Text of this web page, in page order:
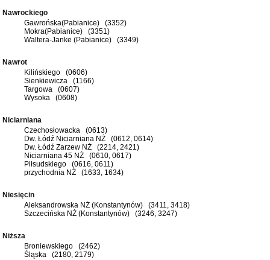
Nawrockiego
Gawrońska(Pabianice) (3352)
Mokra(Pabianice) (3351)
Waltera-Janke (Pabianice) (3349)
Nawrot
Kilińskiego (0606)
Sienkiewicza (1166)
Targowa (0607)
Wysoka (0608)
Niciarniana
Czechosłowacka (0613)
Dw. Łódź Niciarniana NŻ (0612, 0614)
Dw. Łódź Zarzew NŻ (2214, 2421)
Niciarniana 45 NŻ (0610, 0617)
Piłsudskiego (0616, 0611)
przychodnia NŻ (1633, 1634)
Niesięcin
Aleksandrowska NŻ (Konstantynów) (3411, 3418)
Szczecińska NŻ (Konstantynów) (3246, 3247)
Niższa
Broniewskiego (2462)
Śląska (2180, 2179)